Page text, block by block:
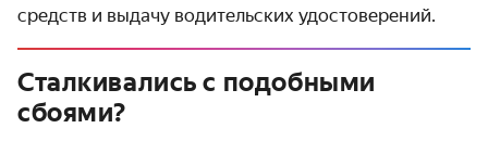
средств и выдачу водительских удостоверений.
Сталкивались с подобными
сбоями?